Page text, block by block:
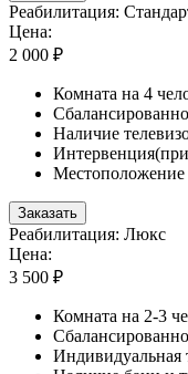
Реабилитация:
Цена:
2 000 ₽
Комната на 4
Наличие
Местоположение
Заказать
Реабилитация: Люкс
Цена:
3 500 ₽
Комната на 2-3
Индивидуальная